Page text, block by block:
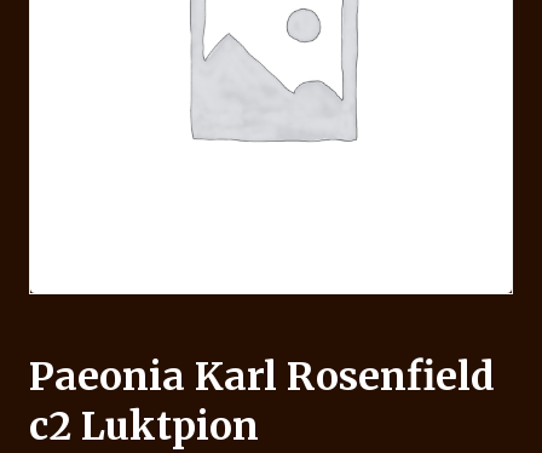
Paeonia Karl Rosenfield
c2 Luktpion